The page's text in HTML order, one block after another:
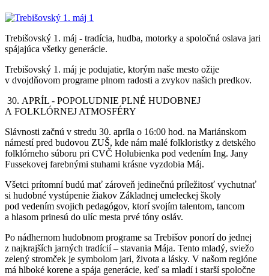
Trebišovský 1. máj - tradícia, hudba, motorky a spoločná oslava jari
spájajúca všetky generácie.
Trebišovský 1. máj je podujatie, ktorým naše mesto ožije
v dvojdňovom programe plnom radosti a zvykov našich predkov.
30. APRÍL - POPOLUDNIE PLNÉ HUDOBNEJ
A FOLKLÓRNEJ ATMOSFÉRY
Slávnosti začnú v stredu 30. apríla o 16:00 hod. na Mariánskom
námestí pred budovou ZUŠ, kde nám malé folkloristky z detského
folklórneho súboru pri CVČ Holubienka pod vedením Ing. Jany
Fussekovej farebnými stuhami krásne vyzdobia Máj.
Všetci prítomní budú mať zároveň jedinečnú príležitosť vychutnať
si hudobné vystúpenie žiakov Základnej umeleckej školy
pod vedením svojich pedagógov, ktorí svojím talentom, tancom
a hlasom prinesú do ulíc mesta prvé tóny osláv.
Po nádhernom hudobnom programe sa Trebišov ponorí do jednej
z najkrajších jarných tradícií – stavania Mája. Tento mladý, sviežo
zelený stromček je symbolom jari, života a lásky. V našom regióne
má hlboké korene a spája generácie, keď sa mladí i starší spoločne